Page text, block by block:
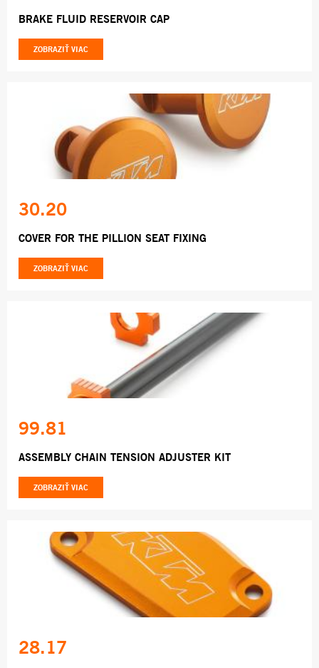
BRAKE FLUID RESERVOIR CAP
ZOBRAZIŤ VIAC
30.20
COVER FOR THE PILLION SEAT FIXING
ZOBRAZIŤ VIAC
99.81
ASSEMBLY CHAIN TENSION ADJUSTER KIT
ZOBRAZIŤ VIAC
28.17